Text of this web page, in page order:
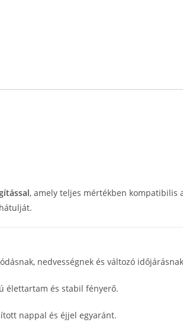
, amely teljes mértékben kompatibilis
nedvességnek és változó
élettartam és stabil fényerő.
nappal és éjjel egyaránt.